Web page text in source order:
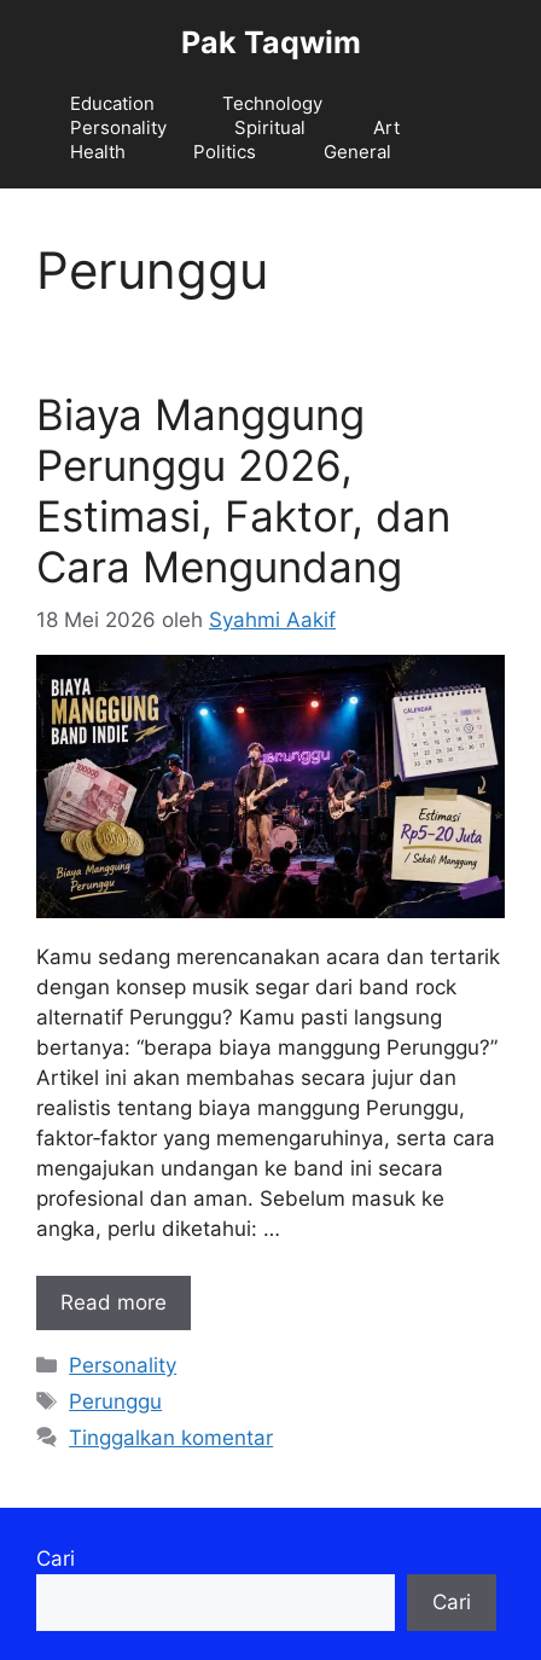
Pak Taqwim
Education
Technology
Personality
Spiritual
Art
Health
Politics General
Perunggu
Biaya Manggung
Perunggu 2026,
Estimasi, Faktor, dan
Cara Mengundang
18 Mei 2026 oleh Syahmi Aakif
Kamu sedang merencanakan acara dan tertarik
dengan konsep musik segar dari band rock
alternatif Perunggu? Kamu pasti langsung
bertanya: “berapa biaya manggung Perunggu?”
Artikel ini akan membahas secara jujur dan
realistis tentang biaya manggung Perunggu,
faktor‑faktor yang memengaruhinya, serta cara
mengajukan undangan ke band ini secara
profesional dan aman. Sebelum masuk ke
angka, perlu diketahui: …
Read more
Kategori
Personality
Tag
Perunggu
Tinggalkan komentar
Cari
Cari